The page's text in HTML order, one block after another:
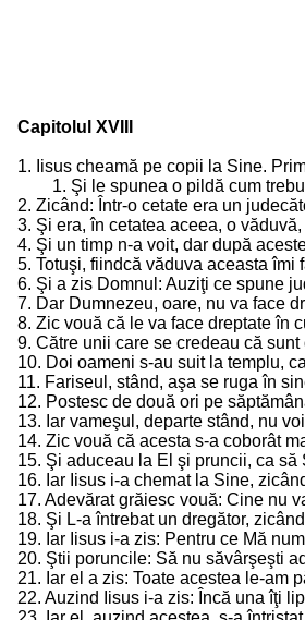
Capitolul XVIII
1. Iisus cheamă pe copii la Sine.
1. Şi le spunea o pildă cum
2. Zicând: Într-o cetate era un
3. Şi era, în cetatea aceea, o
4. Şi un timp n-a voit, dar după
5. Totuşi, fiindcă văduva aceasta îmi
6. Şi a zis Domnul: Auziţi ce spune
7. Dar Dumnezeu, oare, nu va face
8. Zic vouă că le va face dreptate în
9. Către unii care se credeau că
10. Doi oameni s-au suit la templu,
11. Fariseul, stând, aşa se ruga în
12. Postesc de două ori pe
13. Iar vameşul, departe stând, nu
14. Zic vouă că acesta s-a coborât
15. Şi aduceau la El şi pruncii, ca
16. Iar Iisus i-a chemat la Sine,
17. Adevărat grăiesc vouă: Cine nu
18. Şi L-a întrebat un dregător,
19. Iar Iisus i-a zis: Pentru ce Mă
20. Ştii poruncile: Să nu săvârşeşti
21. Iar el a zis: Toate acestea le-am
22. Auzind Iisus i-a zis: Încă una îţi